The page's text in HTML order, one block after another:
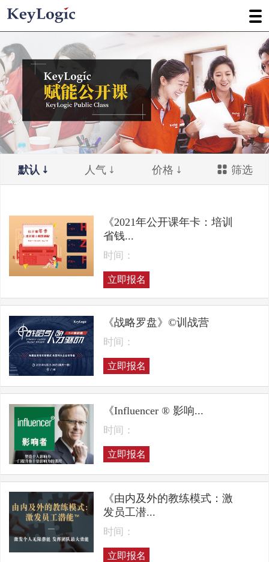
默认 人气 价格 筛选
《2021年公开课年卡：培训
省钱...
时间：
立即报名
《战略罗盘》©训战营
时间：
立即报名
《Influencer ® 影响...
时间：
立即报名
《由内及外的教练模式：激
发员工潜...
时间：
立即报名